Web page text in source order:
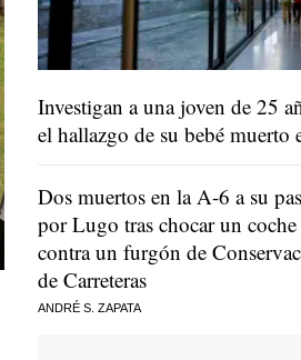
Investigan a una joven de 25
el hallazgo de su bebé muerto
Dos muertos en la A-6 a su
por Lugo tras chocar un coche
contra un furgón de
de Carreteras
ANDRÉ S. ZAPATA